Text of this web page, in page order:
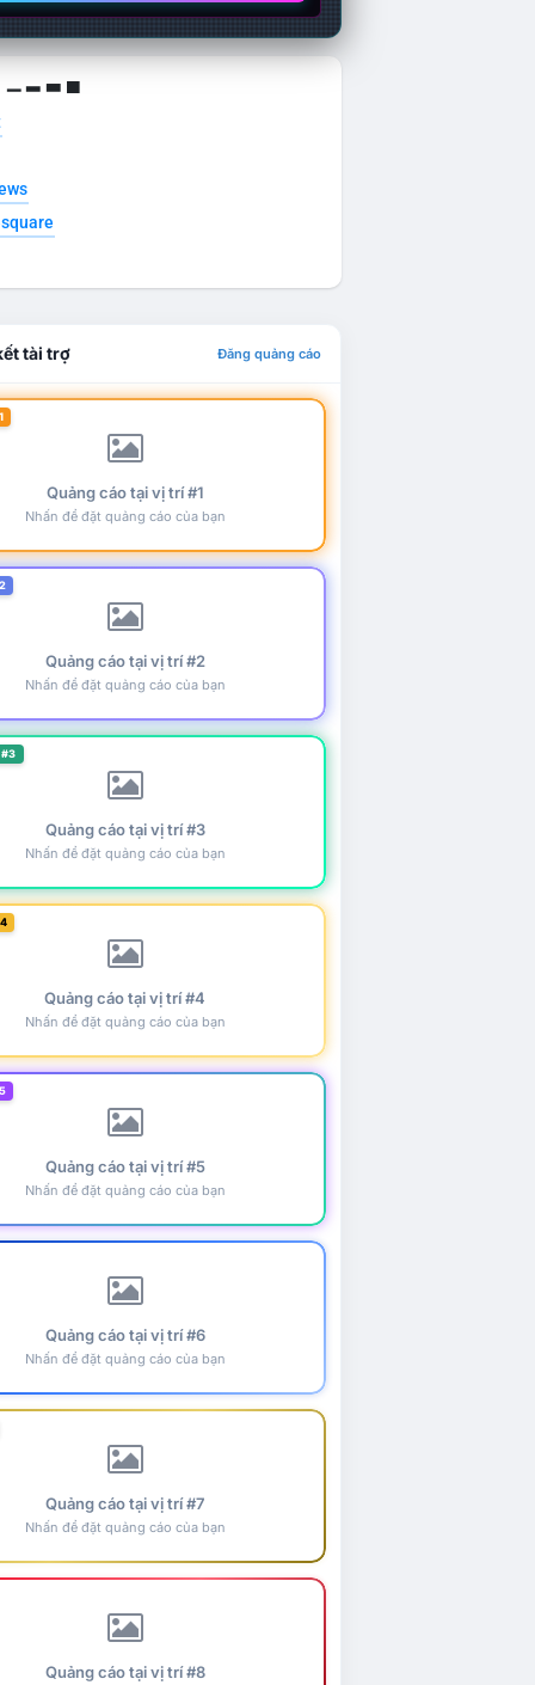
▁ ▂ ▃ ▄
tài trợ Đăng quảng cáo
Quảng cáo tại vị trí #1
Nhấn để đặt quảng cáo của bạn
Quảng cáo tại vị trí #2
Nhấn để đặt quảng cáo của bạn
Quảng cáo tại vị trí #3
Nhấn để đặt quảng cáo của bạn
Quảng cáo tại vị trí #4
Nhấn để đặt quảng cáo của bạn
Quảng cáo tại vị trí #5
Nhấn để đặt quảng cáo của bạn
Quảng cáo tại vị trí #6
Nhấn để đặt quảng cáo của bạn
Quảng cáo tại vị trí #7
Nhấn để đặt quảng cáo của bạn
Quảng cáo tại vị trí #8